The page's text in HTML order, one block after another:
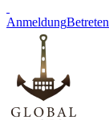
AnmeldungBetreten